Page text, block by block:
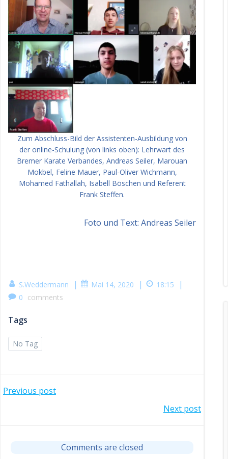
Zum Abschluss-Bild der Assistenten-Ausbildung von
der online-Schulung (von links oben): Lehrwart des
Bremer Karate Verbandes, Andreas Seiler, Marouan
Mokbel, Feline Mauer, Paul-Oliver Wichmann,
Mohamed Fathallah, Isabell Böschen und Referent
Frank Steffen.
Foto und Text: Andreas Seiler
S.Weddermann | Mai 14, 2020 | 18:15 |
0 comments
Tags
No Tag
Post
Previous post
navigation
Next post
Comments are closed